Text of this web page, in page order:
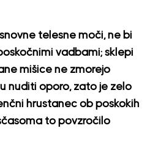
telesne moči, ne bi
vadbami; sklepi
mišice ne zmorejo
nuditi oporo, zato je zelo
hrustanec ob poskokih
to povzročilo